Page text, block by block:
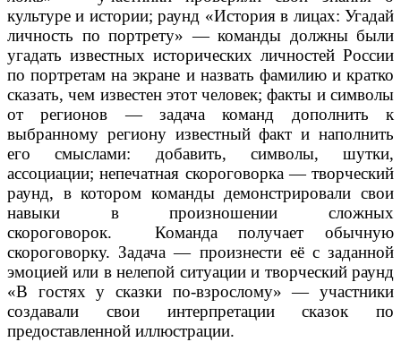
культуре и истории; раунд «История в лицах: Угадай
личность по портрету» — команды должны были
угадать известных исторических личностей России
по портретам на экране и назвать фамилию и кратко
сказать, чем известен этот человек; факты и символы
от регионов — задача команд дополнить к
выбранному региону известный факт и наполнить
его смыслами: добавить, символы, шутки,
ассоциации; непечатная скороговорка — творческий
раунд, в котором команды демонстрировали свои
навыки в произношении сложных
скороговорок. Команда получает обычную
скороговорку. Задача — произнести её с заданной
эмоцией или в нелепой ситуации и творческий раунд
«В гостях у сказки по-взрослому» — участники
создавали свои интерпретации сказок по
предоставленной иллюстрации.